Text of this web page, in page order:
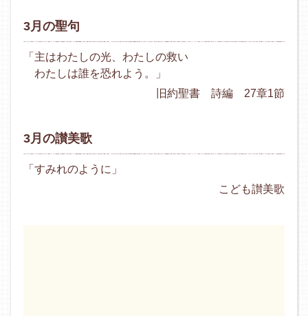
3月の聖句
「主はわたしの光、わたしの救い
わたしは誰を恐れよう。」
旧約聖書 詩編 27章1節
3月の讃美歌
「すみれのように」
こども讃美歌